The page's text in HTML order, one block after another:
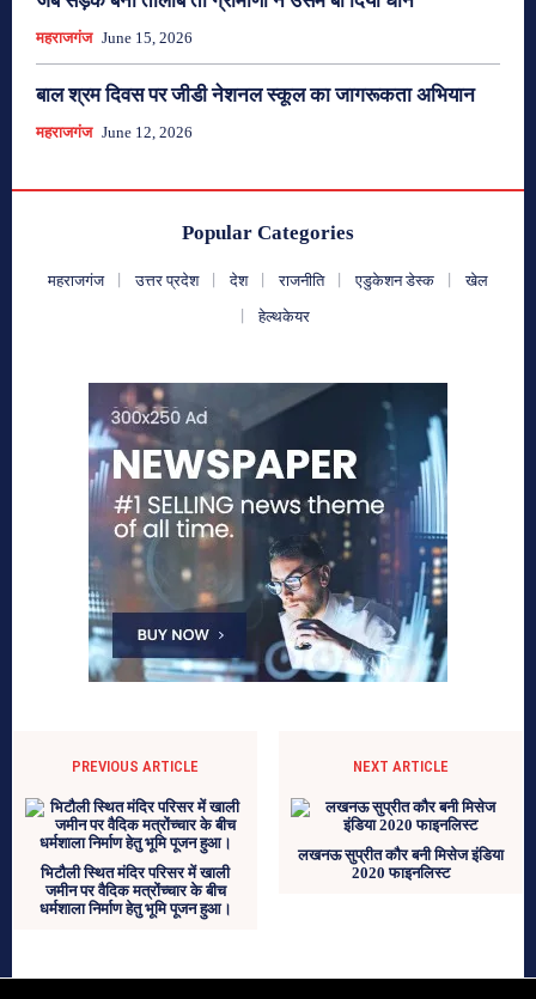
महराजगंज June 15, 2026
बाल श्रम दिवस पर जीडी नेशनल स्कूल का जागरूकता अभियान
महराजगंज June 12, 2026
Popular Categories
महराजगंज उत्तर प्रदेश देश राजनीति एडुकेशन डेस्क
खेल
हेल्थकेयर
PREVIOUS ARTICLE
भिटौली स्थित मंदिर परिसर में खाली
जमीन पर वैदिक मत्रोंच्चार के बीच
धर्मशाला निर्माण हेतु भूमि पूजन हुआ।
NEXT ARTICLE
लखनऊ सुप्रीत कौर बनी मिसेज इंडिया
2020 फाइनलिस्ट